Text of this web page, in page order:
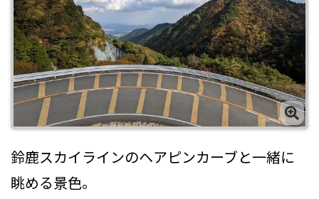
鈴鹿スカイラインのヘアピンカーブと一緒に
眺める景色。